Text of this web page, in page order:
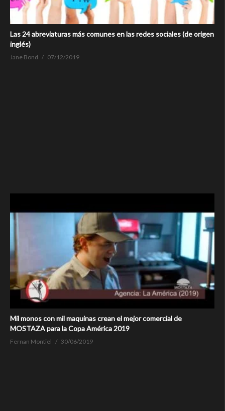
Las 24 abreviaturas más comunes en las redes sociales (de origen
inglés)
Jane Bond 07/12/2019
Mil monos con mil maquinas crean el mejor comercial de
MOSTAZA para la Copa América 2019
Fernan Montiel 30/06/2019